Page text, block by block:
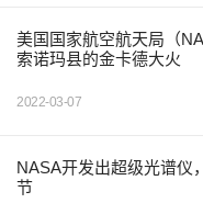
美国国家航空航天局（
索诺玛县的金卡德大火
2022-03-07
NASA开发出超级光谱仪
节